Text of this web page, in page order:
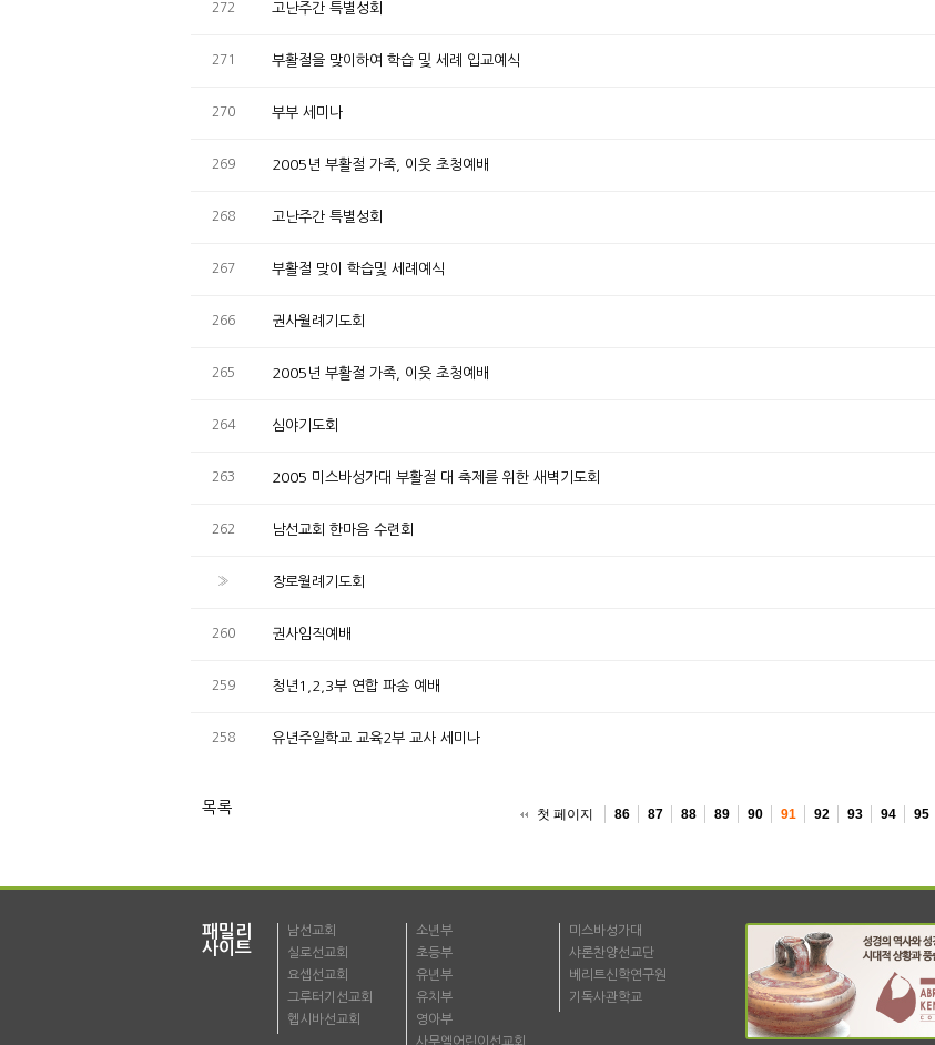
272 고난주간 특별성회
271 부활절을 맞이하여 학습 및 세례 입교예식
270 부부 세미나
269 2005년 부활절 가족, 이웃 초청예배
268 고난주간 특별성회
267 부활절 맞이 학습및 세례예식
266 권사월례기도회
265 2005년 부활절 가족, 이웃 초청예배
264 심야기도회
263 2005 미스바성가대 부활절 대 축제를 위한 새벽기도회
262 남선교회 한마음 수련회
» 장로월례기도회
260 권사임직예배
259 청년1,2,3부 연합 파송 예배
258 유년주일학교 교육2부 교사 세미나
목록 첫 페이지 86 87 88 89 90 91 92 93 94 95
패밀리
사이트
남선교회
실로선교회
요셉선교회
그루터기선교회
헵시바선교회
소년부
초등부
유년부
유치부
영아부
사무엘어린이선교회
미스바성가대
샤론찬양선교단
베리트신학연구원
기독사관학교